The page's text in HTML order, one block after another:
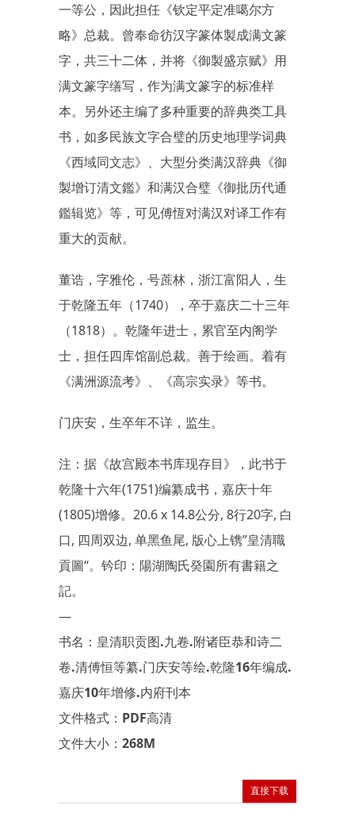
一等公，因此担任《钦定平定准噶尔方
略》总裁。曾奉命彷汉字篆体製成满文篆
字，共三十二体，并将《御製盛京赋》用
满文篆字缮写，作为满文篆字的标准样
本。另外还主编了多种重要的辞典类工具
书，如多民族文字合璧的历史地理学词典
《西域同文志》、大型分类满汉辞典《御
製增订清文鑑》和满汉合璧《御批历代通
鑑辑览》等，可见傅恆对满汉对译工作有
重大的贡献。
董诰，字雅伦，号蔗林，浙江富阳人，生
于乾隆五年（1740），卒于嘉庆二十三年
（1818）。乾隆年进士，累官至内阁学
士，担任四库馆副总裁。善于绘画。着有
《满洲源流考》、《高宗实录》等书。
门庆安，生卒年不详，监生。
注：据《故宫殿本书库现存目》，此书于
乾隆十六年(1751)编纂成书，嘉庆十年
(1805)增修。20.6 x 14.8公分, 8行20字, 白
口, 四周双边, 单黑鱼尾, 版心上镌”皇清職
貢圖“。钤印： 陽湖陶氏癸園所有書籍之
記。
—
书名：皇清职贡图.九卷.附诸臣恭和诗二
卷.清傅恒等纂.门庆安等绘.乾隆16年编成.
嘉庆10年增修.内府刊本
文件格式：PDF高清
文件大小：268M
直接下载